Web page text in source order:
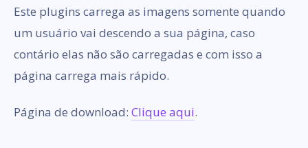
Este plugins carrega as imagens somente quando
um usuário vai descendo a sua página, caso
contário elas não são carregadas e com isso a
página carrega mais rápido.
Página de download: Clique aqui.